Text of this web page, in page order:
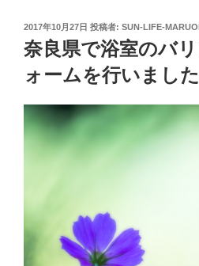
投
稿
日:
2017年10月27日 投稿者: SUN-LIFE-
奈良県で浴室のバ
ォームを行いました